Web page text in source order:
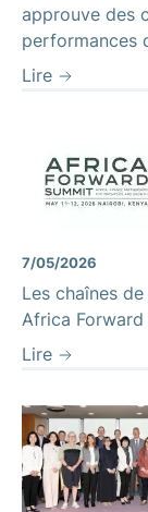
approuve des
performances
Lire
7/05/2026
Les chaînes
Africa
Lire